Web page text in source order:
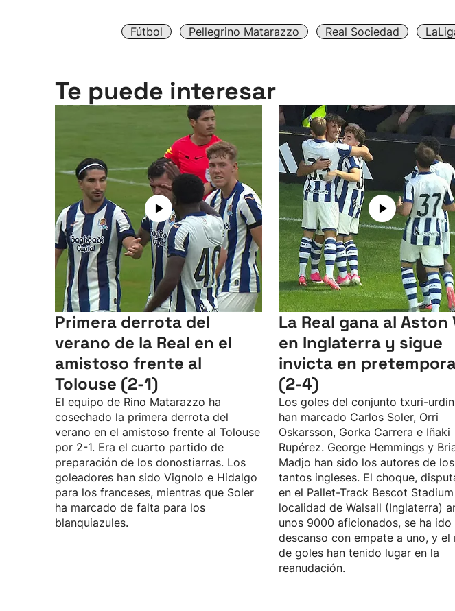
Fútbol Pellegrino Matarazzo Real Sociedad
Te puede interesar
Primera derrota del
verano de la Real en el
amistoso frente al
Tolouse (2-1)
El equipo de Rino Matarazzo ha
cosechado la primera derrota del
verano en el amistoso frente al Tolouse
por 2-1. Era el cuarto partido de
preparación de los donostiarras. Los
goleadores han sido Vignolo e Hidalgo
para los franceses, mientras que Soler
ha marcado de falta para los
blanquiazules.
La Real gana al Aston
en Inglaterra y sigue
invicta en
(2-4)
Los goles del conjunto txuri-
han marcado Carlos Soler, Orri
Oskarsson, Gorka Carrera e Iñaki
Rupérez. George Hemmings y
Madjo han sido los autores de los
tantos ingleses. El choque,
en el Pallet-Track Bescot
localidad de Walsall (Inglaterra)
unos 9000 aficionados, se ha ido
descanso con empate a uno, y el
de goles han tenido lugar en la
reanudación.